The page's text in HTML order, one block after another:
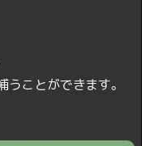
ことができます。